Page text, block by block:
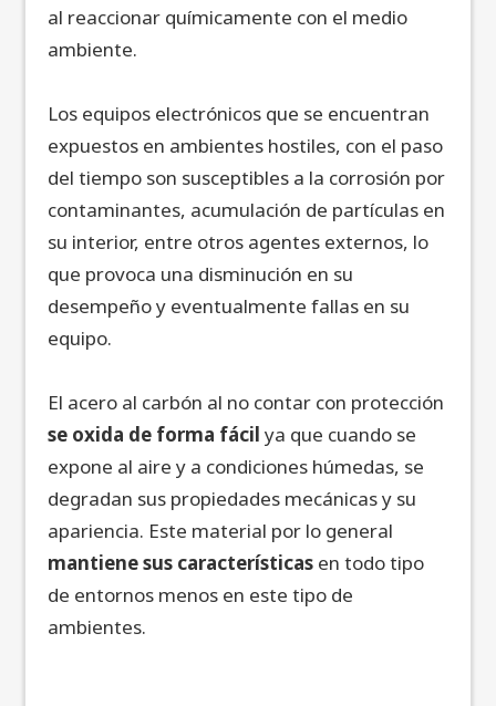
al reaccionar químicamente con el medio
ambiente.
Los equipos electrónicos que se encuentran
expuestos en ambientes hostiles, con el paso
del tiempo son susceptibles a la corrosión por
contaminantes, acumulación de partículas en
su interior, entre otros agentes externos, lo
que provoca una disminución en su
desempeño y eventualmente fallas en su
equipo.
El acero al carbón al no contar con protección
se oxida de forma fácil ya que cuando se
expone al aire y a condiciones húmedas, se
degradan sus propiedades mecánicas y su
apariencia. Este material por lo general
mantiene sus características en todo tipo
de entornos menos en este tipo de
ambientes.